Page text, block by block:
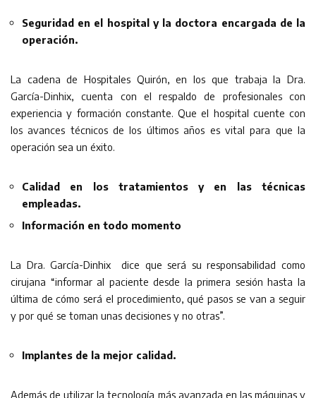
Seguridad en el hospital y la doctora encargada de la
operación.
La cadena de Hospitales Quirón, en los que trabaja la Dra.
García-Dinhix, cuenta con el respaldo de profesionales con
experiencia y formación constante. Que el hospital cuente con
los avances técnicos de los últimos años es vital para que la
operación sea un éxito.
Calidad en los tratamientos y en las técnicas
empleadas.
Información en todo momento
La Dra. García-Dinhix dice que será su responsabilidad como
cirujana “informar al paciente desde la primera sesión hasta la
última de cómo será el procedimiento, qué pasos se van a seguir
y por qué se toman unas decisiones y no otras”.
Implantes de la mejor calidad.
Además de utilizar la tecnología más avanzada en las máquinas y